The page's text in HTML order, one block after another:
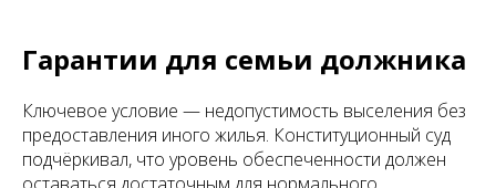
Гарантии для семьи должника
Ключевое условие — недопустимость выселения без
предоставления иного жилья. Конституционный суд
подчёркивал, что уровень обеспеченности должен